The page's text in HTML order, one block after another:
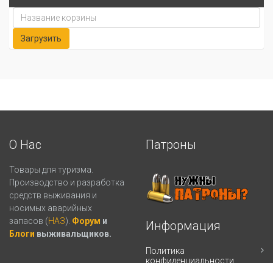
О Нас
Товары для туризма.
Производство и разработка
средств выживания и
носимых аварийных
запасов (НАЗ). Форум и
Блоги выживальщиков.
Патроны
Информация
Политика
конфиденциальности